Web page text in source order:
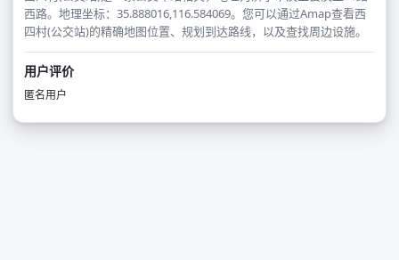
西路。地理坐标：35.888016,116.584069。您可以通过Amap查看西
四村(公交站)的精确地图位置、规划到达路线，以及查找周边设施。
用户评价
匿名用户